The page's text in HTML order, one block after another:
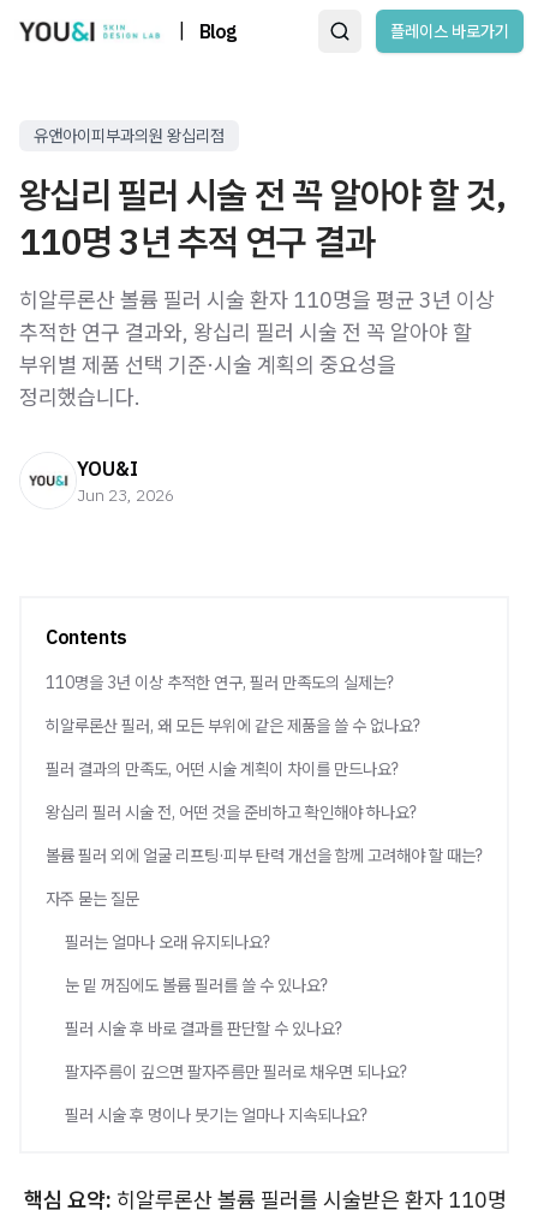
Blog 플레이스 바로가기
유앤아이피부과의원 왕십리점
왕십리 필러 시술 전 꼭 알아야 할 것,
110명 3년 추적 연구 결과
히알루론산 볼륨 필러 시술 환자 110명을 평균 3년 이상
추적한 연구 결과와, 왕십리 필러 시술 전 꼭 알아야 할
부위별 제품 선택 기준·시술 계획의 중요성을
정리했습니다.
YOU&I
Jun 23, 2026
Contents
110명을 3년 이상 추적한 연구, 필러 만족도의 실제는?
히알루론산 필러, 왜 모든 부위에 같은 제품을 쓸 수 없나요?
필러 결과의 만족도, 어떤 시술 계획이 차이를 만드나요?
왕십리 필러 시술 전, 어떤 것을 준비하고 확인해야 하나요?
볼륨 필러 외에 얼굴 리프팅·피부 탄력 개선을 함께 고려해야 할 때는?
자주 묻는 질문
필러는 얼마나 오래 유지되나요?
눈 밑 꺼짐에도 볼륨 필러를 쓸 수 있나요?
필러 시술 후 바로 결과를 판단할 수 있나요?
팔자주름이 깊으면 팔자주름만 필러로 채우면 되나요?
필러 시술 후 멍이나 붓기는 얼마나 지속되나요?
핵심 요약: 히알루론산 볼륨 필러를 시술받은 환자 110명